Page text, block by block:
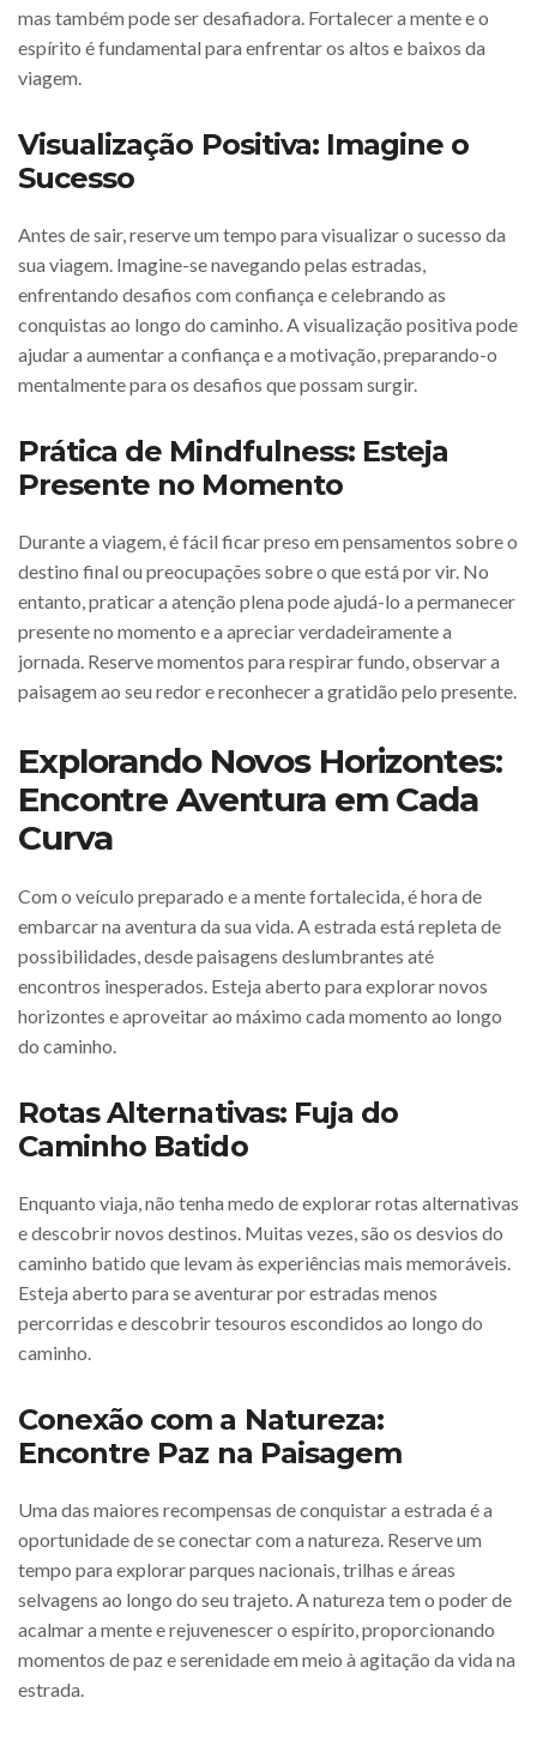
mas também pode ser desafiadora. Fortalecer a mente e o
espírito é fundamental para enfrentar os altos e baixos da
viagem.
Visualização Positiva: Imagine o
Sucesso
Antes de sair, reserve um tempo para visualizar o sucesso da
sua viagem. Imagine-se navegando pelas estradas,
enfrentando desafios com confiança e celebrando as
conquistas ao longo do caminho. A visualização positiva pode
ajudar a aumentar a confiança e a motivação, preparando-o
mentalmente para os desafios que possam surgir.
Prática de Mindfulness: Esteja
Presente no Momento
Durante a viagem, é fácil ficar preso em pensamentos sobre o
destino final ou preocupações sobre o que está por vir. No
entanto, praticar a atenção plena pode ajudá-lo a permanecer
presente no momento e a apreciar verdadeiramente a
jornada. Reserve momentos para respirar fundo, observar a
paisagem ao seu redor e reconhecer a gratidão pelo presente.
Explorando Novos Horizontes:
Encontre Aventura em Cada
Curva
Com o veículo preparado e a mente fortalecida, é hora de
embarcar na aventura da sua vida. A estrada está repleta de
possibilidades, desde paisagens deslumbrantes até
encontros inesperados. Esteja aberto para explorar novos
horizontes e aproveitar ao máximo cada momento ao longo
do caminho.
Rotas Alternativas: Fuja do
Caminho Batido
Enquanto viaja, não tenha medo de explorar rotas alternativas
e descobrir novos destinos. Muitas vezes, são os desvios do
caminho batido que levam às experiências mais memoráveis.
Esteja aberto para se aventurar por estradas menos
percorridas e descobrir tesouros escondidos ao longo do
caminho.
Conexão com a Natureza:
Encontre Paz na Paisagem
Uma das maiores recompensas de conquistar a estrada é a
oportunidade de se conectar com a natureza. Reserve um
tempo para explorar parques nacionais, trilhas e áreas
selvagens ao longo do seu trajeto. A natureza tem o poder de
acalmar a mente e rejuvenescer o espírito, proporcionando
momentos de paz e serenidade em meio à agitação da vida na
estrada.